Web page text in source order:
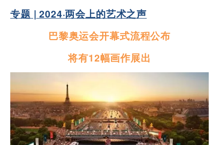
专题 | 2024·两会上的艺术之声
巴黎奥运会开幕式流程公布
将有12幅画作展出